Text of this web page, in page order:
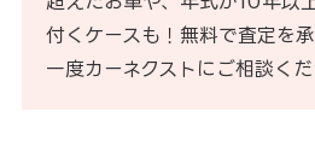
付くケースも！無料で査定を承
一度カーネクストにご相談くだ